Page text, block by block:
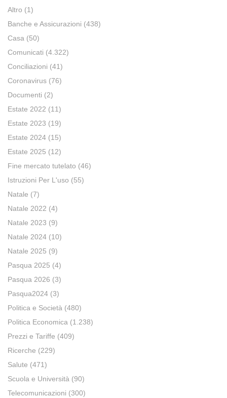
Altro (1)
Banche e Assicurazioni (438)
Casa (50)
Comunicati (4.322)
Conciliazioni (41)
Coronavirus (76)
Documenti (2)
Estate 2022 (11)
Estate 2023 (19)
Estate 2024 (15)
Estate 2025 (12)
Fine mercato tutelato (46)
Istruzioni Per L'uso (55)
Natale (7)
Natale 2022 (4)
Natale 2023 (9)
Natale 2024 (10)
Natale 2025 (9)
Pasqua 2025 (4)
Pasqua 2026 (3)
Pasqua2024 (3)
Politica e Società (480)
Politica Economica (1.238)
Prezzi e Tariffe (409)
Ricerche (229)
Salute (471)
Scuola e Università (90)
Telecomunicazioni (300)